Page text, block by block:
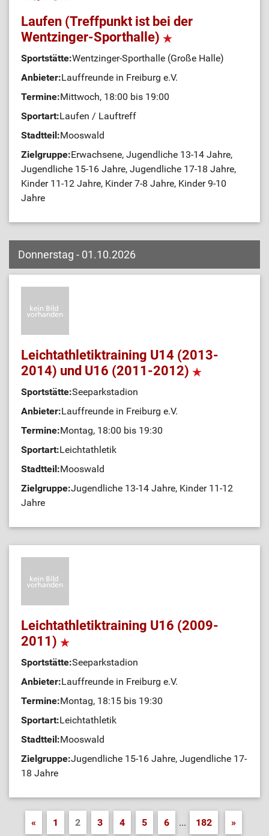
Laufen (Treffpunkt ist bei der
Wentzinger-Sporthalle)
Sportstätte:Wentzinger-Sporthalle (Große Halle)
Anbieter:Lauffreunde in Freiburg e.V.
Termine:Mittwoch, 18:00 bis 19:00
Sportart:Laufen / Lauftreff
Stadtteil:Mooswald
Zielgruppe:Erwachsene, Jugendliche 13-14 Jahre,
Jugendliche 15-16 Jahre, Jugendliche 17-18 Jahre,
Kinder 11-12 Jahre, Kinder 7-8 Jahre, Kinder 9-10
Jahre
Donnerstag - 01.10.2026
Leichtathletiktraining U14 (2013-
2014) und U16 (2011-2012)
Sportstätte:Seeparkstadion
Anbieter:Lauffreunde in Freiburg e.V.
Termine:Montag, 18:00 bis 19:30
Sportart:Leichtathletik
Stadtteil:Mooswald
Zielgruppe:Jugendliche 13-14 Jahre, Kinder 11-12
Jahre
Leichtathletiktraining U16 (2009-
2011)
Sportstätte:Seeparkstadion
Anbieter:Lauffreunde in Freiburg e.V.
Termine:Montag, 18:15 bis 19:30
Sportart:Leichtathletik
Stadtteil:Mooswald
Zielgruppe:Jugendliche 15-16 Jahre, Jugendliche 17-
18 Jahre
« 1 2 3 4 5 6 ... 182 »